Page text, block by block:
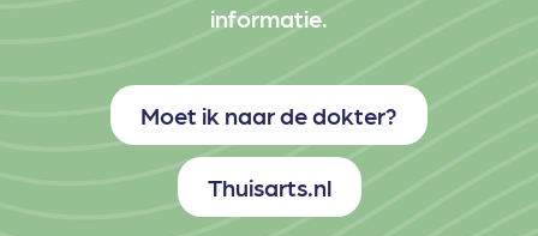
informatie.
Moet ik naar de dokter?
Thuisarts.nl